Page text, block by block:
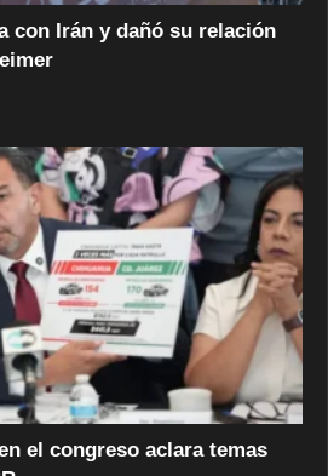
con Irán y dañó su relación
el congreso aclara temas